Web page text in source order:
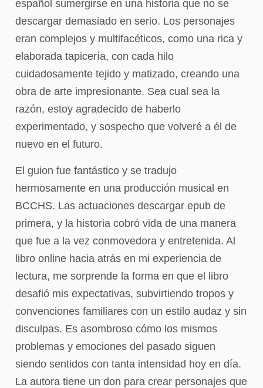
español sumergirse en una historia que no se
descargar demasiado en serio. Los personajes
eran complejos y multifacéticos, como una rica y
elaborada tapicería, con cada hilo
cuidadosamente tejido y matizado, creando una
obra de arte impresionante. Sea cual sea la
razón, estoy agradecido de haberlo
experimentado, y sospecho que volveré a él de
nuevo en el futuro.
El guion fue fantástico y se tradujo
hermosamente en una producción musical en
BCCHS. Las actuaciones descargar epub de
primera, y la historia cobró vida de una manera
que fue a la vez conmovedora y entretenida. Al
libro online​ hacia atrás en mi experiencia de
lectura, me sorprende la forma en que el libro
desafió mis expectativas, subvirtiendo tropos y
convenciones familiares con un estilo audaz y sin
disculpas. Es asombroso cómo los mismos
problemas y emociones del pasado siguen
siendo sentidos con tanta intensidad hoy en día.
La autora tiene un don para crear personajes que